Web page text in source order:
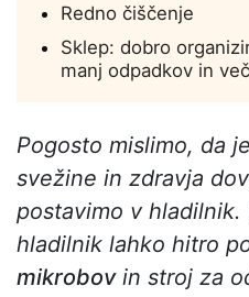
Redno čiščenje
Sklep: dobro
manj odpadkov in
Pogosto mislimo, da
svežine in zdravja
postavimo v hladilnik.
hladilnik lahko hitro
mikrobovin stroj za